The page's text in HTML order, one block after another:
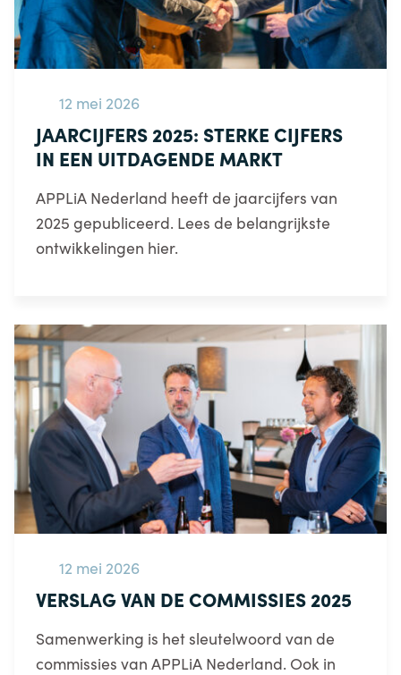
12 mei 2026
JAARCIJFERS 2025: STERKE CIJFERS
IN EEN UITDAGENDE MARKT
APPLiA Nederland heeft de jaarcijfers van
2025 gepubliceerd. Lees de belangrijkste
ontwikkelingen hier.
12 mei 2026
VERSLAG VAN DE COMMISSIES 2025
Samenwerking is het sleutelwoord van de
commissies van APPLiA Nederland. Ook in